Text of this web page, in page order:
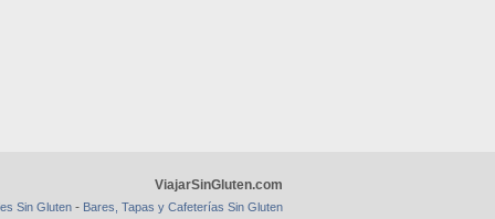
ViajarSinGluten.com
Sin Gluten - Bares, Tapas y Cafeterías Sin Gluten